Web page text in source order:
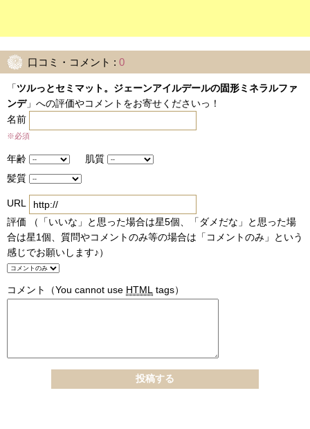
口コミ・コメント : 0
「ツルっとセミマット。ジェーンアイルデールの固形ミネラルファ
ンデ」への評価やコメントをお寄せくださいっ！
名前
※必須
年齢
肌質
髪質
URL
評価 （「いいな」と思った場合は星5個、「ダメだな」と思った場
合は星1個、質問やコメントのみ等の場合は「コメントのみ」という
感じでお願いします♪）
コメント （You cannot use HTML tags）